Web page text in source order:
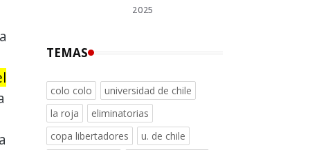
2025
TEMAS
colo colo
universidad de chile
la roja
eliminatorias
copa libertadores
u. de chile